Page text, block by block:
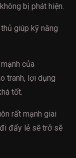
bị phát hiện.
giúp kỹ năng
của
tranh, lợi dụng
tốt.
rất mạnh giai
đẩy lẻ sẽ trở sẽ